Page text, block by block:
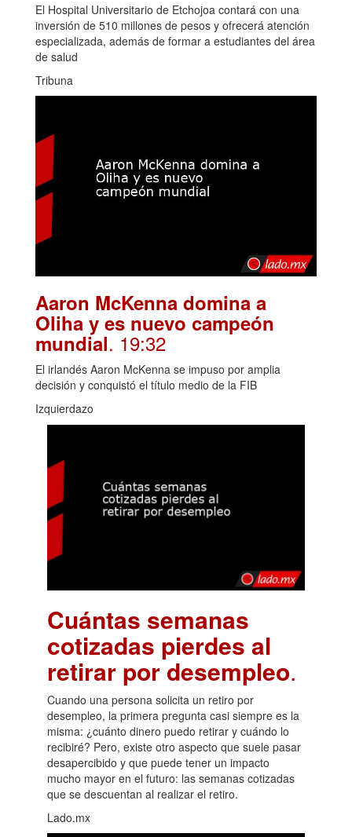
El Hospital Universitario de Etchojoa contará con una
inversión de 510 millones de pesos y ofrecerá atención
especializada, además de formar a estudiantes del área
de salud
Tribuna
Aaron McKenna domina a
Oliha y es nuevo campeón
mundial. 19:32
El irlandés Aaron McKenna se impuso por amplia
decisión y conquistó el título medio de la FIB
Izquierdazo
Cuántas semanas
cotizadas pierdes al
retirar por desempleo.
Cuando una persona solicita un retiro por
desempleo, la primera pregunta casi siempre es la
misma: ¿cuánto dinero puedo retirar y cuándo lo
recibiré? Pero, existe otro aspecto que suele pasar
desapercibido y que puede tener un impacto
mucho mayor en el futuro: las semanas cotizadas
que se descuentan al realizar el retiro.
Lado.mx